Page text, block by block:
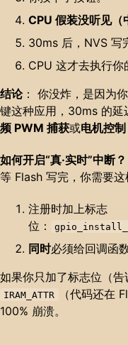
CPU 假装没听见（
30ms 后，NVS 写
CPU 这才去执行你
结论： 你没炸，是因为
键这种应用，30ms 的延
频 PWM 捕获或电机控制
如何开启“真·实时”中断？
等 Flash 写完，你需要这
注册时加上标志
位：
同时必须给回调函
如果你只加了标志位（
IRAM_ATTR
（代码还在
100% 崩溃。